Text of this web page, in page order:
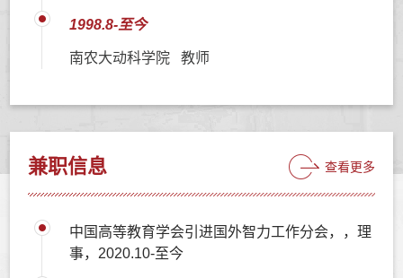
1998.8-至今
南农大动科学院 教师
兼职信息 查看更多
中国高等教育学会引进国外智力工作分会，，理
事，2020.10-至今